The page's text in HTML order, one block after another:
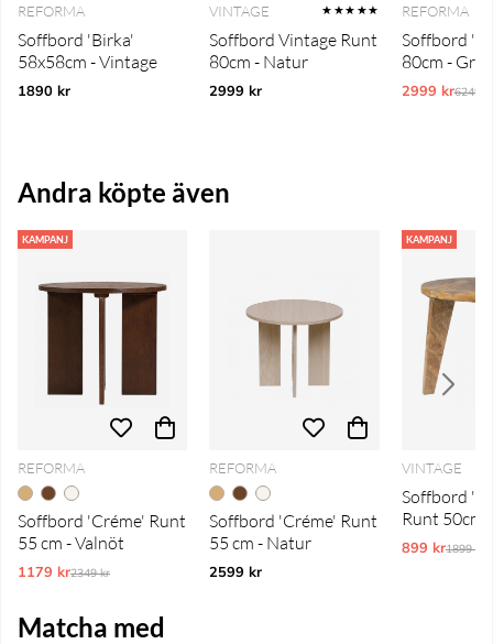
REFORMA
Soffbord 'Birka'
58x58cm - Vintage
1890 kr
VINTAGE ★★★★★
Soffbord Vintage Runt
80cm - Natur
2999 kr
REFORMA
Soffbord
80cm - Grå
2999 kr6249 kr
Andra köpte även
KAMPANJ
REFORMA
Soffbord 'Créme' Runt
55 cm - Valnöt
1179 krOrdinarie pris:
2349 kr
REFORMA
Soffbord 'Créme' Runt
55 cm - Natur
2599 kr
KAMPANJ
VINTAGE
Soffbord
Runt 50cm
899 kr1899 kr
Matcha med